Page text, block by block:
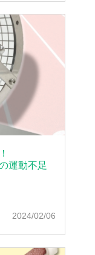
2024/02/06
運動不足